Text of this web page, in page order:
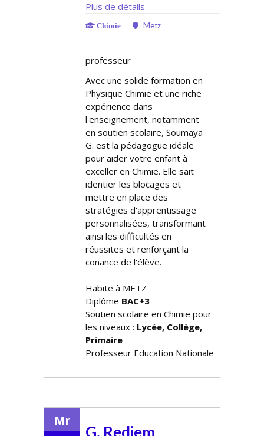
Plus de détails
Chimie Metz
professeur
Avec une solide formation en
Physique Chimie et une riche
expérience dans
l'enseignement, notamment
en soutien scolaire, Soumaya
G. est la pédagogue idéale
pour aider votre enfant à
exceller en Chimie. Elle sait
identifier les blocages et
mettre en place des
stratégies d'apprentissage
personnalisées, transformant
ainsi les difficultés en
réussites et renforçant la
confiance de l'élève.
Habite à METZ
Diplôme BAC+3
Soutien scolaire en Chimie pour
les niveaux : Lycée, Collège,
Primaire
Professeur Education Nationale
Mr
G. Redjem